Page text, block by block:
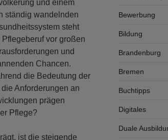
und einem
ständig wandelnden
steht
Pflegeberuf vor großen
und
Chancen.
die Bedeutung der
Anforderungen an
prägen
Pflege?
ist die steigende
Bewerbung
Bildung
Brandenburg
Bremen
Buchtipps
Digitales
Duale